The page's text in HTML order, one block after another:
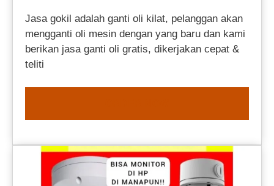
Jasa gokil adalah ganti oli kilat, pelanggan akan
mengganti oli mesin dengan yang baru dan kami
berikan jasa ganti oli gratis, dikerjakan cepat &
teliti